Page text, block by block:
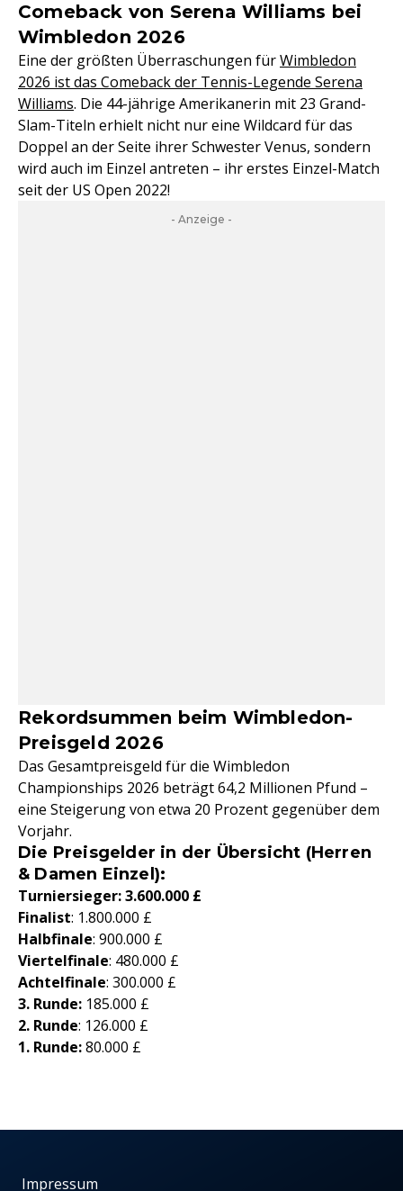
Comeback von Serena Williams bei
Wimbledon 2026
Eine der größten Überraschungen fürWimbledon
2026 ist das Comeback der Tennis-Legende Serena
Williams. Die 44-jährige Amerikanerin mit 23 Grand-
Slam-Titeln erhielt nicht nur eine Wildcard für das
Doppel an der Seite ihrer Schwester Venus, sondern
wird auch im Einzel antreten – ihr erstes Einzel-Match
seit der US Open 2022!
- Anzeige -
Rekordsummen beim Wimbledon-
Preisgeld 2026
Das Gesamtpreisgeld für die Wimbledon
Championships 2026 beträgt 64,2 Millionen Pfund –
eine Steigerung von etwa 20 Prozent gegenüber dem
Vorjahr.
Die Preisgelder in der Übersicht (Herren
& Damen Einzel):
Turniersieger: 3.600.000 £
Finalist: 1.800.000 £
Halbfinale: 900.000 £
Viertelfinale: 480.000 £
Achtelfinale: 300.000 £
3. Runde: 185.000 £
2. Runde: 126.000 £
1. Runde:80.000 £
Impressum